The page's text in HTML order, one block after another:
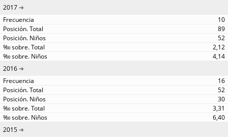
2017
10
89
52
2,12
4,14
2016
16
52
30
3,31
6,40
2015